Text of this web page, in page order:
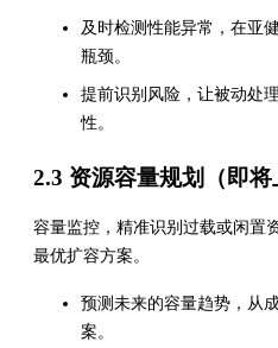
及时检测性能异常，在亚
瓶颈。
提前识别风险，让被动处
性。
2.3 资源容量规划（即将
容量监控，精准识别过载或闲置
最优扩容方案。
预测未来的容量趋势，从
案。